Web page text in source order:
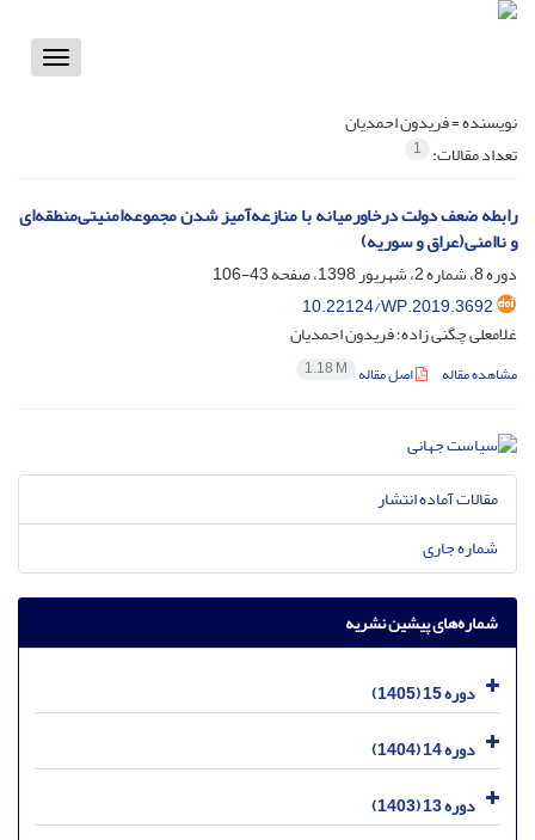
Toggle
نویسنده =فریدون احمدیان
تعداد مقالات: 1
رابطه ضعف دولت درخاورمیانه با منازعه‌آمیز شدن مجموعه‌امنیتی‌منطقه‌ای
و ناامنی(عراق و سوریه)‏
دوره 8، شماره 2، شهریور 1398، صفحه
43-106
10.22124/WP.2019.3692
غلامعلی چگنی زاده؛ فریدون احمدیان
مشاهده مقاله اصل مقاله 1.18 M
مقالات آماده انتشار
شماره جاری
شماره‌های پیشین نشریه
دوره 15 (1405)
دوره 14 (1404)
دوره 13 (1403)